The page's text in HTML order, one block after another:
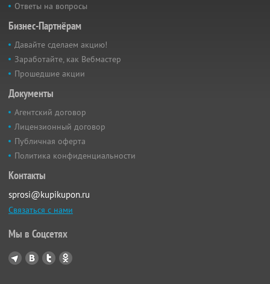
Ответы на вопросы
Бизнес-Партнёрам
Давайте сделаем акцию!
Заработайте, как Вебмастер
Прошедшие акции
Документы
Агентский договор
Лицензионный договор
Публичная оферта
Политика конфиденциальности
Контакты
sprosi@kupikupon.ru
Связаться с нами
Мы в Соцсетях